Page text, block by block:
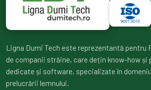
Ligna Dumi Tech este reprezentantă pentru
de companii străine, care dețin know-how și
dedicate și software, specializate în
prelucrării lemnului.